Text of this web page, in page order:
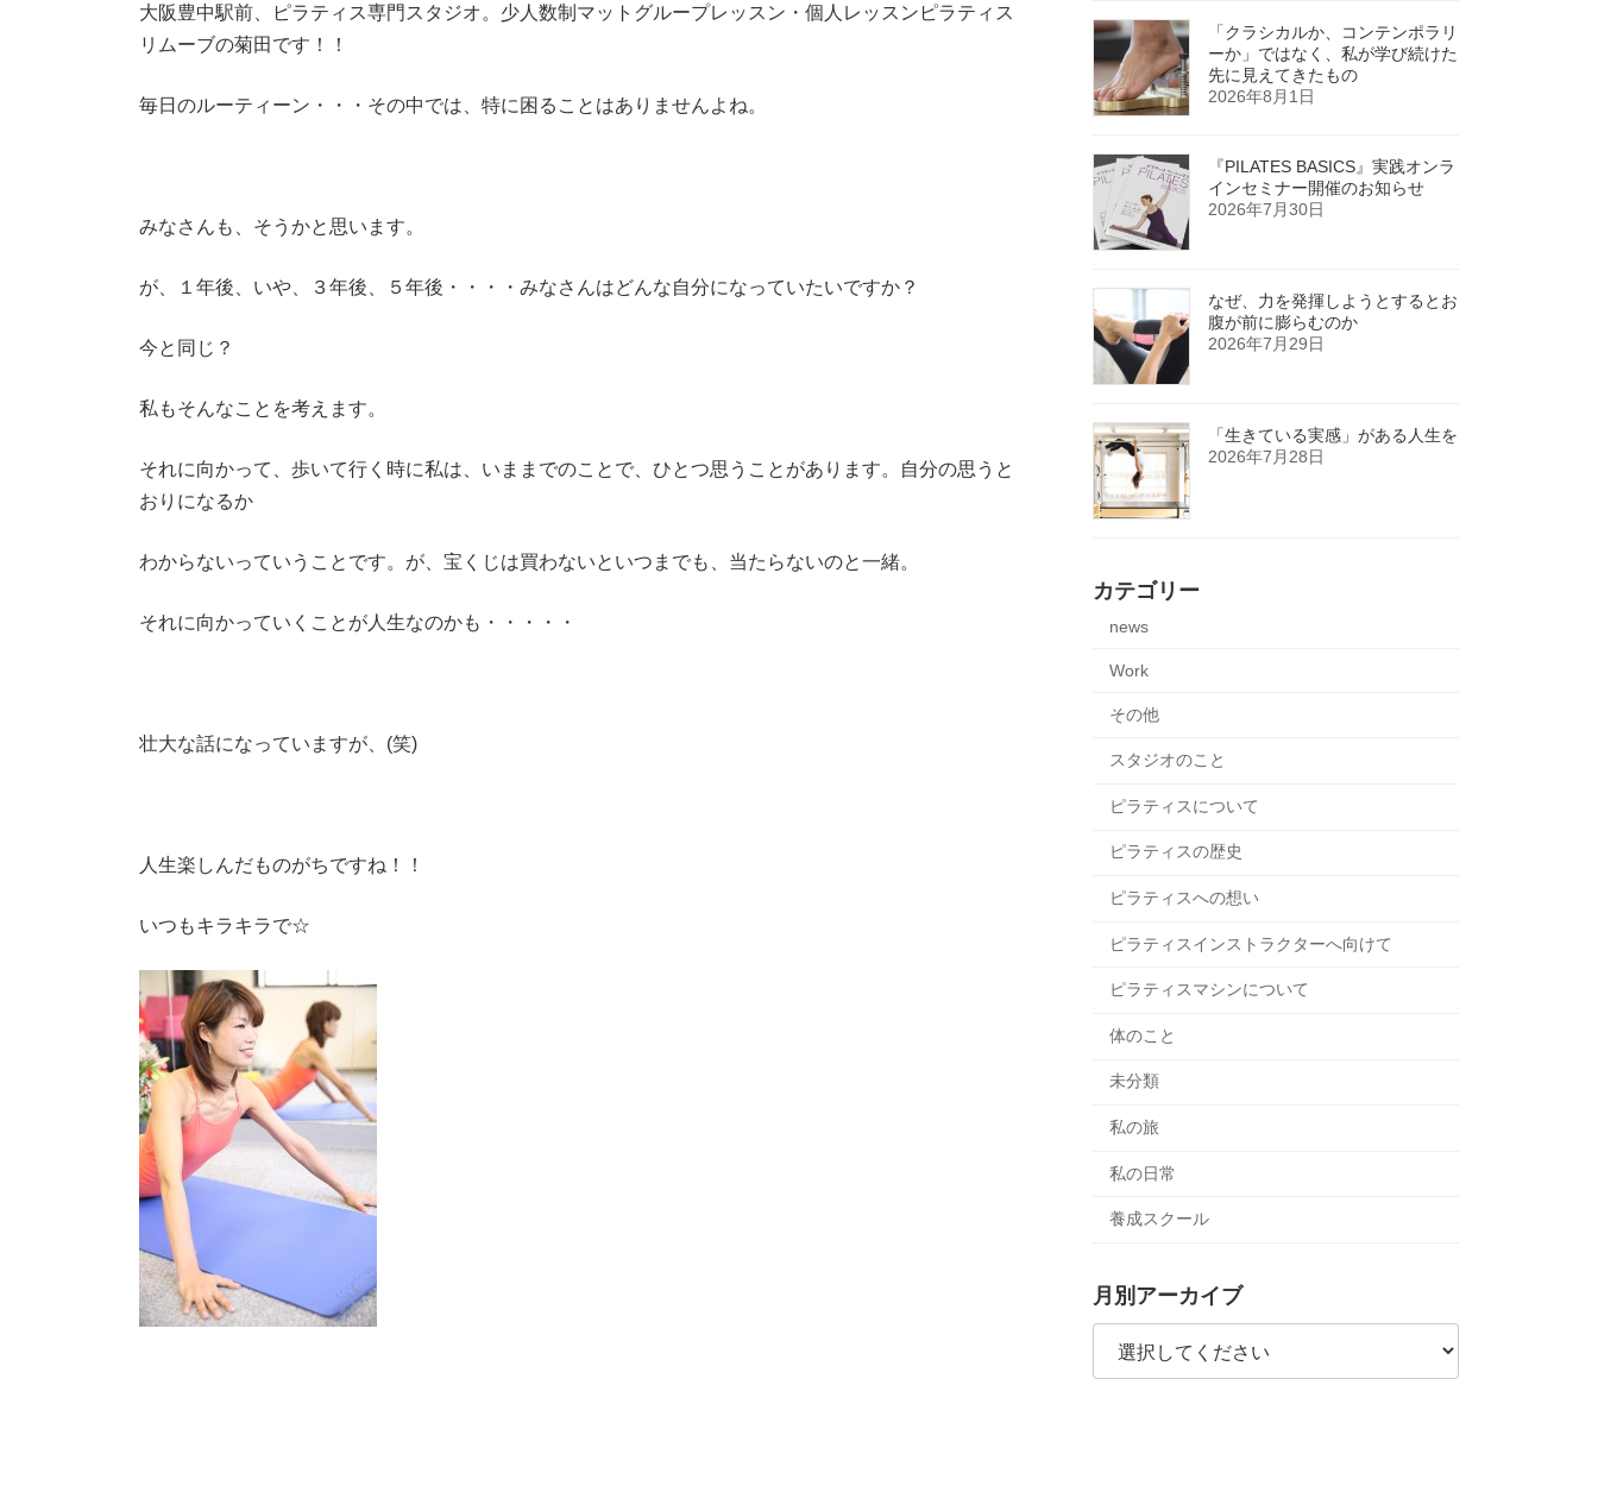
時
:
大阪豊中駅前、ピラティス専門スタジオ。少人数制マットグループレッスン・個人レッスンピラティス
リムーブの菊田です！！
毎日のルーティーン・・・その中では、特に困ることはありませんよね。
みなさんも、そうかと思います。
が、１年後、いや、３年後、５年後・・・・みなさんはどんな自分になっていたいですか？
今と同じ？
私もそんなことを考えます。
それに向かって、歩いて行く時に私は、いままでのことで、ひとつ思うことがあります。自分の思うと
おりになるか
わからないっていうことです。が、宝くじは買わないといつまでも、当たらないのと一緒。
それに向かっていくことが人生なのかも・・・・・
壮大な話になっていますが、(笑)
人生楽しんだものがちですね！！
いつもキラキラで☆
「クラシカルか、コンテンポラリ
ーか」ではなく、私が学び続けた
先に見えてきたもの
2026年8月1日
『PILATES BASICS』実践オンラ
インセミナー開催のお知らせ
2026年7月30日
なぜ、力を発揮しようとするとお
腹が前に膨らむのか
2026年7月29日
「生きている実感」がある人生を
2026年7月28日
カテゴリー
news
Work
その他
スタジオのこと
ピラティスについて
ピラティスの歴史
ピラティスへの想い
ピラティスインストラクターへ向けて
ピラティスマシンについて
体のこと
未分類
私の旅
私の日常
養成スクール
月別アーカイブ